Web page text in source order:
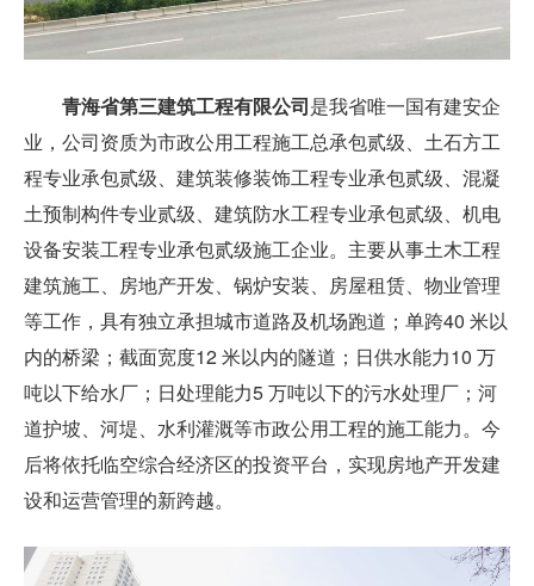
青海省第三建筑工程有限公司是我省唯一国有建安企
业，公司资质为市政公用工程施工总承包贰级、土石方工
程专业承包贰级、建筑装修装饰工程专业承包贰级、混凝
土预制构件专业贰级、建筑防水工程专业承包贰级、机电
设备安装工程专业承包贰级施工企业。主要从事土木工程
建筑施工、房地产开发、锅炉安装、房屋租赁、物业管理
等工作，具有独立承担城市道路及机场跑道；单跨40 米以
内的桥梁；截面宽度12 米以内的隧道；日供水能力10 万
吨以下给水厂；日处理能力5 万吨以下的污水处理厂；河
道护坡、河堤、水利灌溉等市政公用工程的施工能力。今
后将依托临空综合经济区的投资平台，实现房地产开发建
设和运营管理的新跨越。